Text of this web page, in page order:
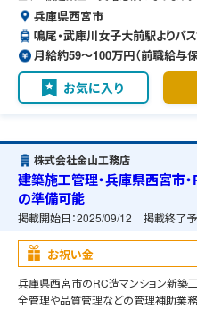
兵庫県西宮市
鳴尾・武庫川女子大前駅よりバ
月給約59〜100万円（前職給与保
お気に入り
株式会社金山工務店
建築施工管理・兵庫県西宮市
の準備可能
掲載開始日：2025/09/12 掲載終了予
お祝い金
兵庫県西宮市のRC造マンション新築
全管理や品質管理などの管理補助業務